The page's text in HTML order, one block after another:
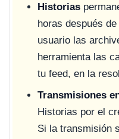
Historias
horas después
usuario las
herramienta las
tu feed, en la
Transmisiones
Historias por el
Si la transmisión